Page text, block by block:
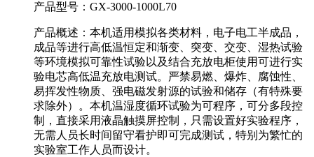
产品型号： GX-3000-1000L70
产品概述： 本机适用模拟各类材料，电子电工半成品，
成品等进行高低温恒定和渐变、突变、交变、湿热试验
等环境模拟可靠性试验以及结合充放电柜使用可进行实
验电芯高低温充放电测试。严禁易燃、爆炸、腐蚀性、
易挥发性物质、强电磁发射源的试验和储存（有特殊要
求除外）。本机温湿度循环试验为可程序，可分多段控
制，直接采用液晶触摸屏控制，只需设置好实验程序，
无需人员长时间留守看护即可完成测试，特别为繁忙的
实验室工作人员而设计。